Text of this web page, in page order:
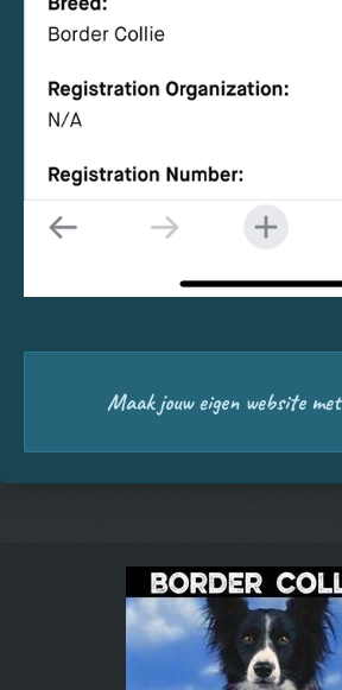
Maak jouw eigen website met